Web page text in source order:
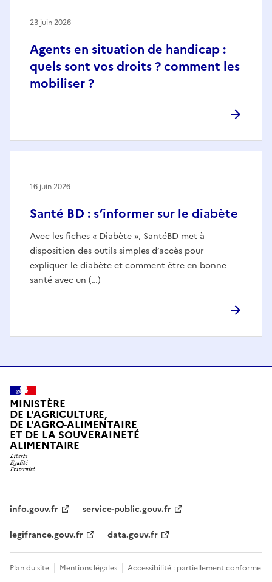
Agents en situation de handicap :
quels sont vos droits ? comment les
mobiliser ?
23 juin 2026
Santé BD : s’informer sur le diabète
Avec les fiches « Diabète », SantéBD met à
disposition des outils simples d’accès pour
expliquer le diabète et comment être en bonne
santé avec un (…)
16 juin 2026
MINISTÈRE
DE L'AGRICULTURE,
DE L'AGRO-ALIMENTAIRE
ET DE LA SOUVERAINETÉ
ALIMENTAIRE
info.gouv.fr
service-public.gouv.fr
legifrance.gouv.fr
data.gouv.fr
Plan du site Mentions légales Accessibilité : partiellement conforme